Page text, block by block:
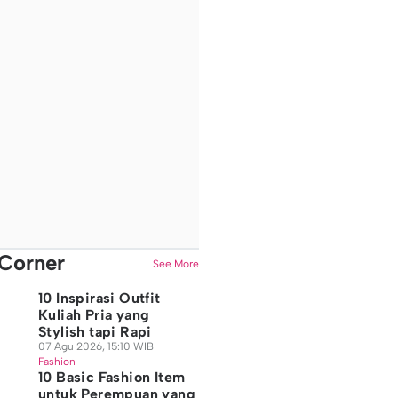
See More
10 Inspirasi Outfit
Kuliah Pria yang
Stylish tapi Rapi
07 Agu 2026, 15:10 WIB
Fashion
10 Basic Fashion Item
untuk Perempuan yang